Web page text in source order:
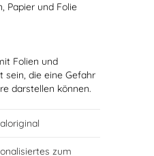
Papier und Folie
Folien und
sein, die eine Gefahr
darstellen können.
zum